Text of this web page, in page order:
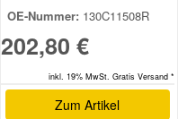
OE-Nummer: 130C11508R
202,80 €
inkl. 19% MwSt. Gratis Versand *
Zum Artikel